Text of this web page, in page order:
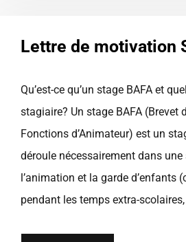
Lettre de motivation
Qu’est-ce qu’un stage BAFA et
stagiaire? Un stage BAFA (Brevet
Fonctions d’Animateur) est un
déroule nécessairement dans une
l’animation et la garde d’enfants
pendant les temps extra-